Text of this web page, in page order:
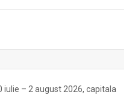
iulie – 2 august 2026, capitala